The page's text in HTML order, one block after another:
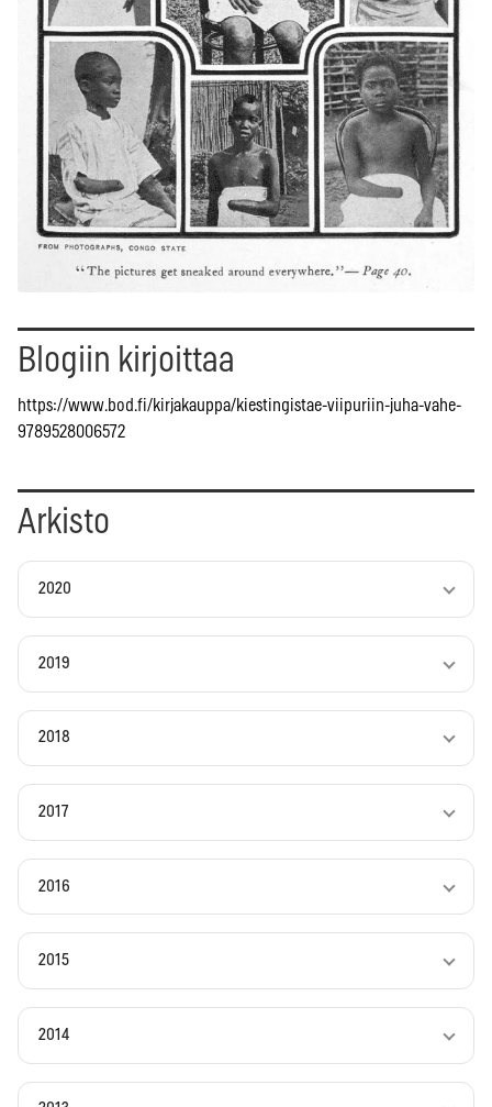
Blogiin kirjoittaa
https://www.bod.fi/kirjakauppa/kiestingistae-viipuriin-juha-vahe-
9789528006572
Arkisto
2020
2019
2018
2017
2016
2015
2014